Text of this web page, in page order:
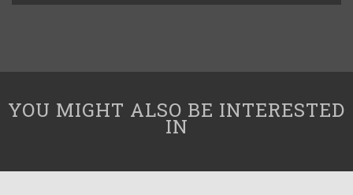
YOU MIGHT ALSO BE INTERESTED
IN